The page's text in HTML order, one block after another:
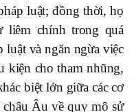
luật; đồng thời, họ
liêm chính trong quá
luật và ngăn ngừa việc
kiện cho tham nhũng,
biệt lớn giữa các cơ
Âu về quy mô sử